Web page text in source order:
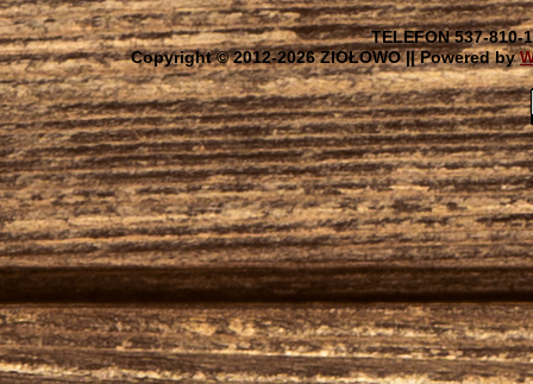
TELEFON 537-810-
Copyright © 2012-2026 ZIOŁOWO || Powered by